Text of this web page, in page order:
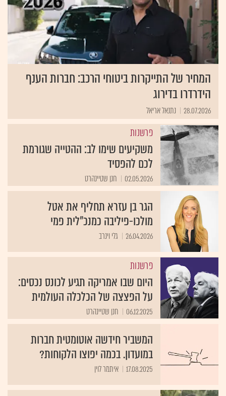
המחיר של התייקרות ביטוחי הרכב: חברות הענף
הידרדרו בדירוג
28.07.2026 נתנאל אריאל
פרשנות
משקיעים שימו לב: ההטייה שגורמת
לכם להפסיד
02.05.2026 חנן שטיינהרט
הגר בן עזרא תחליף את אטל
מולכו-פיליבה כמנכ״לית פמי
26.04.2026 גלי וינרב
פרשנות
היום שבו אמריקה תגיע לכונס נכסים:
על הפצצה של הכלכלה העולמית
06.12.2025 חנן שטיינהרט
המשביר חידשה אוטומטית חברות
במועדון. בכמה יפוצו הלקוחות?
17.08.2025 איתמר לוין